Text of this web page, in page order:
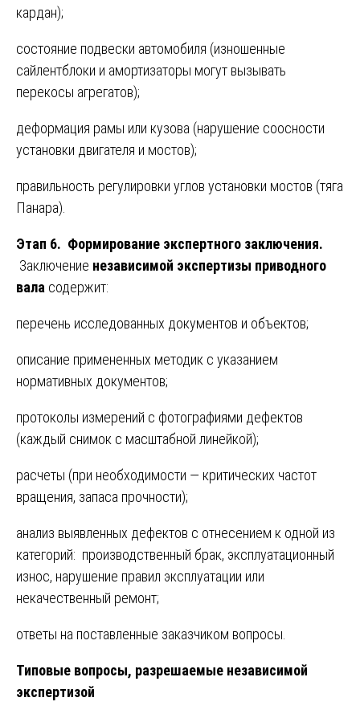
кардан);
состояние подвески автомобиля (изношенные
сайлентблоки и амортизаторы могут вызывать
перекосы агрегатов);
деформация рамы или кузова (нарушение соосности
установки двигателя и мостов);
правильность регулировки углов установки мостов (тяга
Панара).
Этап 6. Формирование экспертного заключения.
Заключение независимой экспертизы приводного
вала содержит:
перечень исследованных документов и объектов;
описание примененных методик с указанием
нормативных документов;
протоколы измерений с фотографиями дефектов
(каждый снимок с масштабной линейкой);
расчеты (при необходимости — критических частот
вращения, запаса прочности);
анализ выявленных дефектов с отнесением к одной из
категорий: производственный брак, эксплуатационный
износ, нарушение правил эксплуатации или
некачественный ремонт;
ответы на поставленные заказчиком вопросы.
Типовые вопросы, разрешаемые независимой
экспертизой